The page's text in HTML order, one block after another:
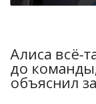
Алиса всё-
до
объяснил